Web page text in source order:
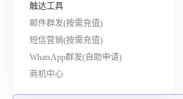
触达工具
邮件群发(按需充值)
短信营销(按需充值)
WhatsApp群发(自助申请)
商机中心